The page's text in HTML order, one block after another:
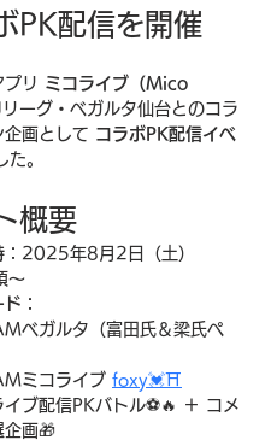
PK配信を開催
プリ ミコライブ（Mico
リーグ・ベガルタ仙台とのコラ
企画として コラボPK配信イベ
た。
概要
：2025年8月2日（土）
〜
ド ：
ベガルタ（富田氏＆梁氏ペ
ミコライブ foxy💓⛩️
イブ配信PKバトル⚽️🔥 ＋ コメ
企画🎁